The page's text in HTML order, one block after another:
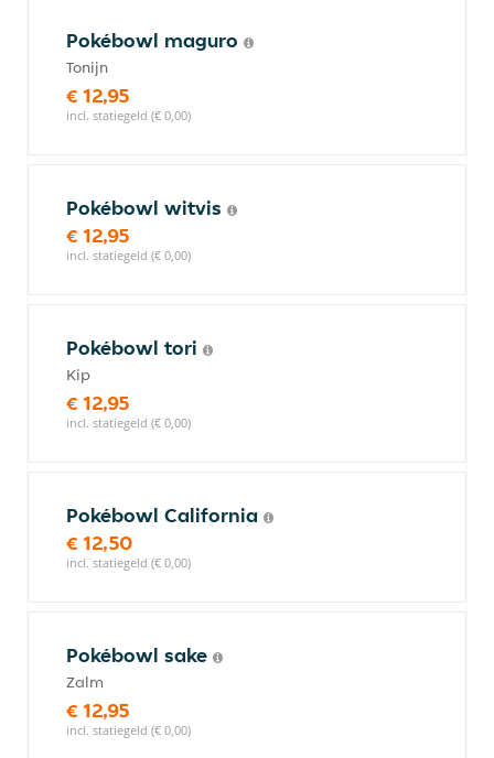
Pokébowl maguro
Tonijn
€ 12,95
incl. statiegeld (€ 0,00)
Pokébowl witvis
€ 12,95
incl. statiegeld (€ 0,00)
Pokébowl tori
Kip
€ 12,95
incl. statiegeld (€ 0,00)
Pokébowl California
€ 12,50
incl. statiegeld (€ 0,00)
Pokébowl sake
Zalm
€ 12,95
incl. statiegeld (€ 0,00)